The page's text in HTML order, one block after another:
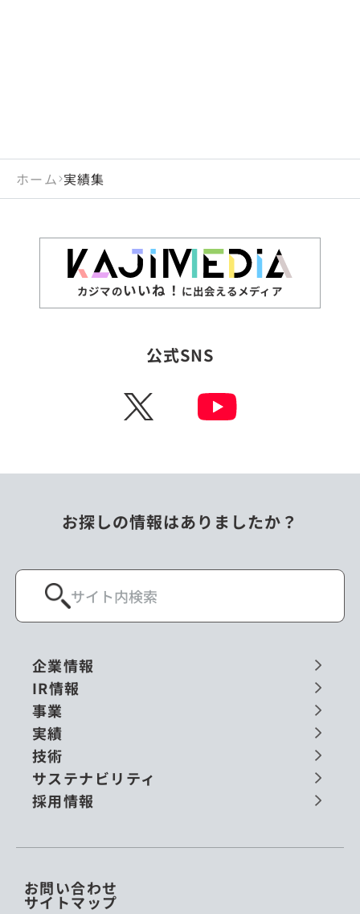
ホーム 実績集
カジマのいいね！ に出会えるメディア
公式SNS
X
お探しの情報はありましたか？
企業情報
IR情報
事業
実績
技術
サステナビリティ
採用情報
お問い合わせ
サイトマップ